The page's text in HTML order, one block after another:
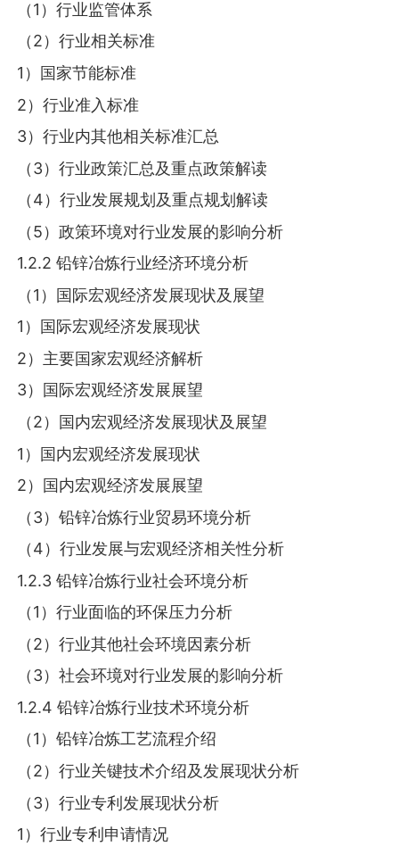
（1）行业监管体系
（2）行业相关标准
1）国家节能标准
2）行业准入标准
3）行业内其他相关标准汇总
（3）行业政策汇总及重点政策解读
（4）行业发展规划及重点规划解读
（5）政策环境对行业发展的影响分析
1.2.2 铅锌冶炼行业经济环境分析
（1）国际宏观经济发展现状及展望
1）国际宏观经济发展现状
2）主要国家宏观经济解析
3）国际宏观经济发展展望
（2）国内宏观经济发展现状及展望
1）国内宏观经济发展现状
2）国内宏观经济发展展望
（3）铅锌冶炼行业贸易环境分析
（4）行业发展与宏观经济相关性分析
1.2.3 铅锌冶炼行业社会环境分析
（1）行业面临的环保压力分析
（2）行业其他社会环境因素分析
（3）社会环境对行业发展的影响分析
1.2.4 铅锌冶炼行业技术环境分析
（1）铅锌冶炼工艺流程介绍
（2）行业关键技术介绍及发展现状分析
（3）行业专利发展现状分析
1）行业专利申请情况